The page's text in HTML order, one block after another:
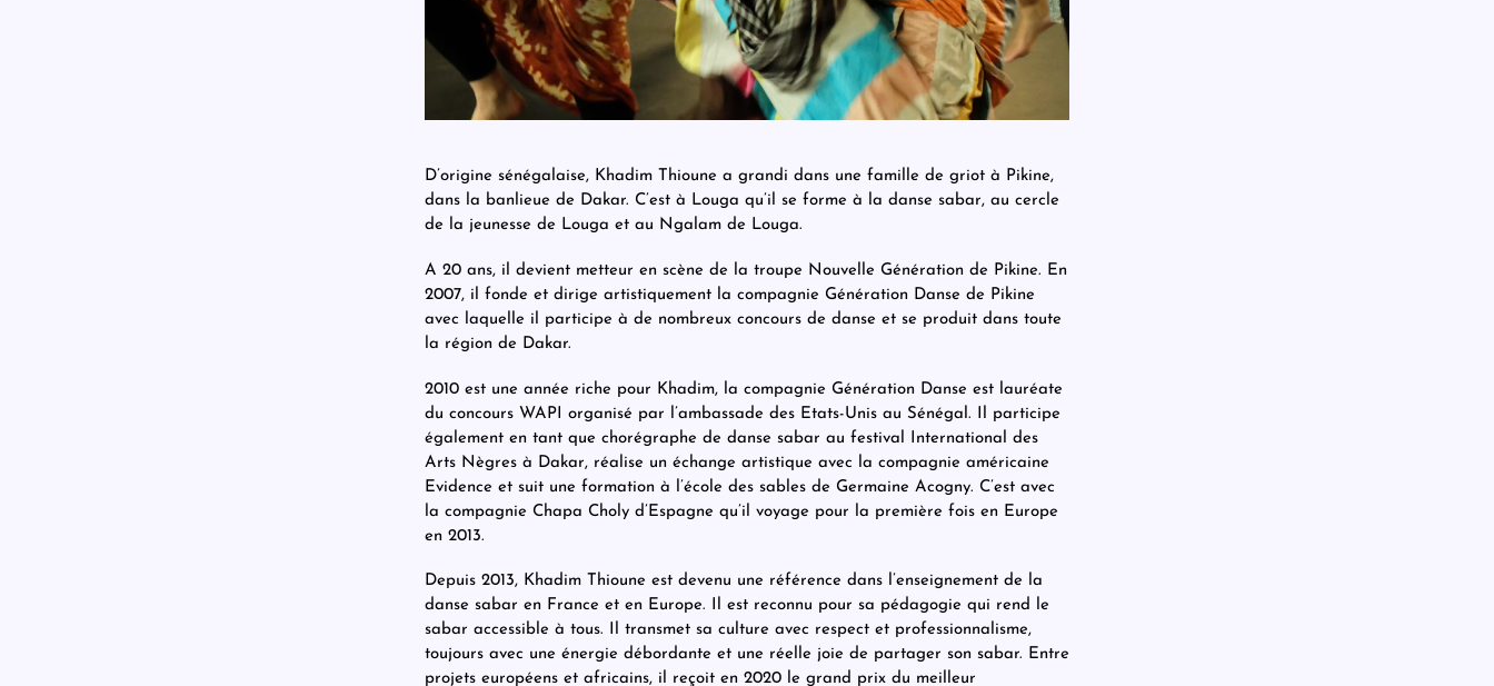
D’origine sénégalaise, Khadim Thioune a grandi dans une famille de griot à Pikine,
dans la banlieue de Dakar. C’est à Louga qu’il se forme à la danse sabar, au cercle
de la jeunesse de Louga et au Ngalam de Louga.
A 20 ans, il devient metteur en scène de la troupe Nouvelle Génération de Pikine. En
2007, il fonde et dirige artistiquement la compagnie Génération Danse de Pikine
avec laquelle il participe à de nombreux concours de danse et se produit dans toute
la région de Dakar.
2010 est une année riche pour Khadim, la compagnie Génération Danse est lauréate
du concours WAPI organisé par l’ambassade des Etats-Unis au Sénégal. Il participe
également en tant que chorégraphe de danse sabar au festival International des
Arts Nègres à Dakar, réalise un échange artistique avec la compagnie américaine
Evidence et suit une formation à l’école des sables de Germaine Acogny. C’est avec
la compagnie Chapa Choly d’Espagne qu’il voyage pour la première fois en Europe
en 2013.
Depuis 2013, Khadim Thioune est devenu une référence dans l’enseignement de la
danse sabar en France et en Europe. Il est reconnu pour sa pédagogie qui rend le
sabar accessible à tous. Il transmet sa culture avec respect et professionnalisme,
toujours avec une énergie débordante et une réelle joie de partager son sabar. Entre
projets européens et africains, il reçoit en 2020 le grand prix du meilleur